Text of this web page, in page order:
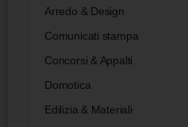
Arredo & Design
Comunicati stampa
Concorsi & Appalti
Domotica
Edilizia & Materiali